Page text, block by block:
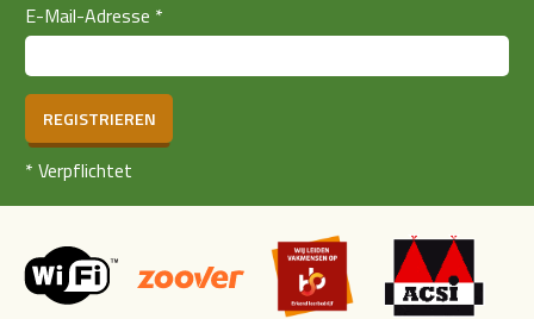
E-Mail-Adresse *
REGISTRIEREN
* Verpflichtet